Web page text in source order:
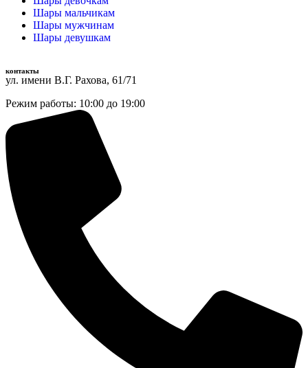
Шары мальчикам
Шары мужчинам
Шары девушкам
контакты
ул. имени В.Г. Рахова, 61/71
Режим работы: 10:00 до 19:00